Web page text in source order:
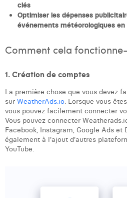
Leonard Dierickx
Lisa Protin
Lore Fierens
Lotte Vranckx
Louis Nassogne
Lucas Taels
Manon Houppertz
clés
Optimiser les dépenses
événements météorologiques
Comment cela
1. Création de comptes
La première chose que vous devez
sur WeatherAds.io. Lorsque vous
vous pouvez facilement connecter
Vous pouvez connecter
Facebook, Instagram, Google Ads
également à l'ajout d'autres
YouTube.